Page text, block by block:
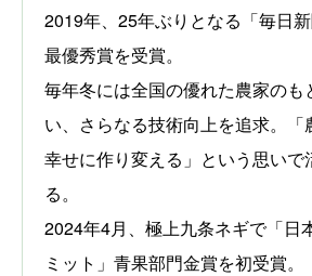
2019年、25年ぶりとなる「毎日新
最優秀賞を受賞。
毎年冬には全国の優れた農家のも
い、さらなる技術向上を追求。「
幸せに作り変える」という思いで
る。
2024年4月、極上九条ネギで「日
ミット」青果部門金賞を初受賞。